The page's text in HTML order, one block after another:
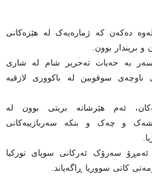
دەکەن کە ژمارەیەک لە هێزەکانی
بریندار بوون.
سەر بە حەیات تەحریر شام لە شاری
سوقوبین لە باکووری لازقیە
ئەم هێرشانە بریتی بوون لە
و چەک و بنکە سەربازییەکانی
ئەمڕۆ سەرۆک ئەرکانی سوپای تورکیا
کاتی سووریا ڕاگەیاند.